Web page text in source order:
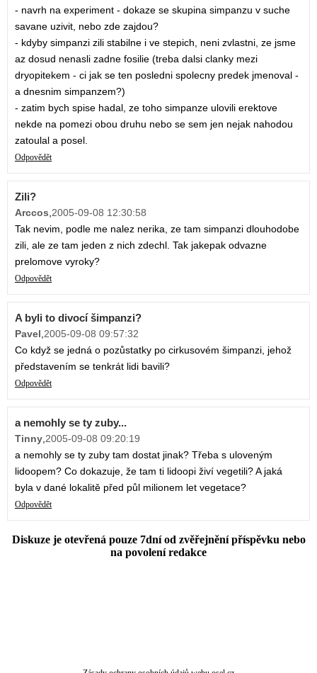
- navrh na experiment - dokaze se skupina simpanzu v suche
savane uzivit, nebo zde zajdou?
- kdyby simpanzi zili stabilne i ve stepich, neni zvlastni, ze jsme
az dosud nenasli zadne fosilie (treba dalsi clanky mezi
dryopitekem - ci jak se ten posledni spolecny predek jmenoval -
a dnesnim simpanzem?)
- zatim bych spise hadal, ze toho simpanze ulovili erektove
nekde na pomezi obou druhu nebo se sem jen nejak nahodou
zatoulal a posel.
Odpovědět
Zili?
Arccos 2005-09-08 12:30:58
Tak nevim, podle me nalez nerika, ze tam simpanzi dlouhodobe
zili, ale ze tam jeden z nich zdechl. Tak jakepak odvazne
prelomove vyroky?
Odpovědět
A byli to divocí šimpanzi?
Pavel 2005-09-08 09:57:32
Co když se jedná o pozůstatky po cirkusovém šimpanzi, jehož
představením se tenkrát lidi bavili?
Odpovědět
a nemohly se ty zuby...
Tinny 2005-09-08 09:20:19
a nemohly se ty zuby tam dostat jinak? Třeba s uloveným
lidoopem? Co dokazuje, že tam ti lidoopi živí vegetili? A jaká
byla v dané lokalitě před půl milionem let vegetace?
Odpovědět
Diskuze je otevřená pouze 7dní od zvěřejnění příspěvku nebo
na povolení redakce